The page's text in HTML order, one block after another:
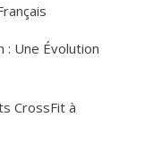
: Une Évolution
CrossFit à